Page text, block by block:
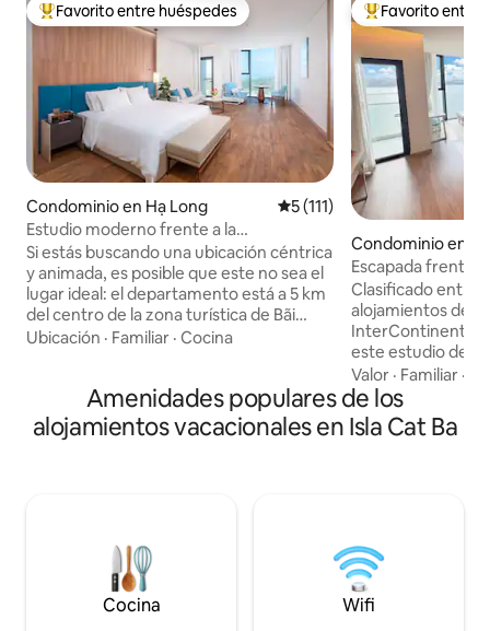
De los mejores en Favorito entre huéspedes
Favorito entre huéspedes
Condominio en Hạ Long Calificación promedio: 5 de
5 (111)
Estudio moderno frente a la
playa•Bañera•Totalmente equipado
Si estás buscando una ubicación céntrica
y animada, es posible que este no sea el
lugar ideal: el departamento está a 5 km
del centro de la zona turística de Bãi
Cháy y a 12 km del centro de la ciudad de
ocasionales y breves en la temporada de
calor. Pero si valoras la tranquilidad y el
aire fresco del mar, es una opción
departamento está limpio, es elegante y
te daré la bienvenida con calidez y
Ubicación · Familiar · Cocina
De los mejores
Favorito entre
Condominio en
Escapada frente a
mar•Netflix
Clasificado entre
alojamientos de Airbnb
InterContinental
este estudio de
amueblado
vista al mar de la
el piso superior.
completos a una
administrados
Carte. Los
en la recepción a
Valor · Familiar ·
Amenidades populares de los
alojamientos vacacionales en Isla Cat Ba
Cocina Wifi